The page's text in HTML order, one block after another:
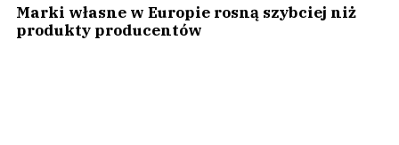
Marki własne w Europie rosną szybciej niż
produkty producentów